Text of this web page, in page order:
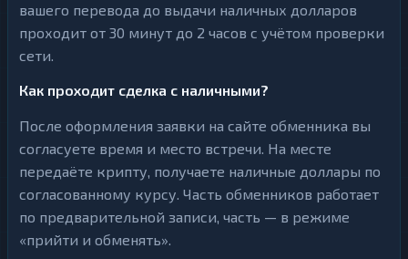
вашего перевода до выдачи наличных долларов
проходит от 30 минут до 2 часов с учётом проверки
сети.
Как проходит сделка с наличными?
После оформления заявки на сайте обменника вы
согласуете время и место встречи. На месте
передаёте крипту, получаете наличные доллары по
согласованному курсу. Часть обменников работает
по предварительной записи, часть — в режиме
«прийти и обменять».